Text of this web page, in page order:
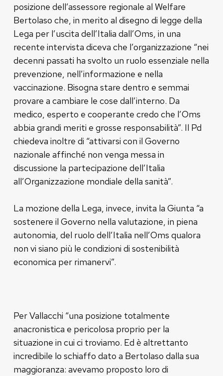
posizione dell’assessore regionale al Welfare
Bertolaso che, in merito al disegno di legge della
Lega per l’uscita dell’Italia dall’Oms, in una
recente intervista diceva che l’organizzazione “nei
decenni passati ha svolto un ruolo essenziale nella
prevenzione, nell’informazione e nella
vaccinazione. Bisogna stare dentro e semmai
provare a cambiare le cose dall’interno. Da
medico, esperto e cooperante credo che l’Oms
abbia grandi meriti e grosse responsabilità”. Il Pd
chiedeva inoltre di “attivarsi con il Governo
nazionale affinché non venga messa in
discussione la partecipazione dell’Italia
all’Organizzazione mondiale della sanità”.
La mozione della Lega, invece, invita la Giunta “a
sostenere il Governo nella valutazione, in piena
autonomia, del ruolo dell’Italia nell’Oms qualora
non vi siano più le condizioni di sostenibilità
economica per rimanervi”.
Per Vallacchi “una posizione totalmente
anacronistica e pericolosa proprio per la
situazione in cui ci troviamo. Ed è altrettanto
incredibile lo schiaffo dato a Bertolaso dalla sua
maggioranza: avevamo proposto loro di